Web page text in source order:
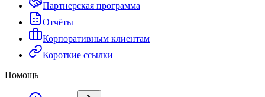
Партнерская программа
Отчёты
Корпоративным клиентам
Короткие ссылки
Помощь